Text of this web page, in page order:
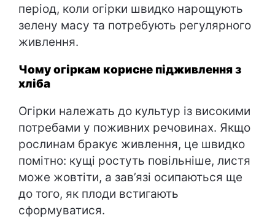
період, коли огірки швидко нарощують
зелену масу та потребують регулярного
живлення.
Чому огіркам корисне підживлення з
хліба
Огірки належать до культур із високими
потребами у поживних речовинах. Якщо
рослинам бракує живлення, це швидко
помітно: кущі ростуть повільніше, листя
може жовтіти, а зав’язі осипаються ще
до того, як плоди встигають
сформуватися.